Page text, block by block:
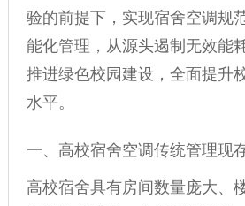
验的前提下，实现宿舍空调规
能化管理，从源头遏制无效能
推进绿色校园建设，全面提升
水平。
一、高校宿舍空调传统管理现
高校宿舍具有房间数量庞大、